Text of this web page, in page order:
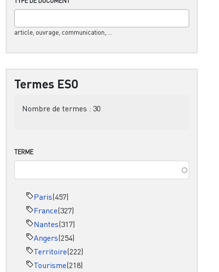
article, ouvrage, communication,....
Termes ESO
Nombre de termes : 30
TERME
Paris(457)
France(327)
Nantes(317)
Angers(254)
Territoire(222)
Tourisme(218)